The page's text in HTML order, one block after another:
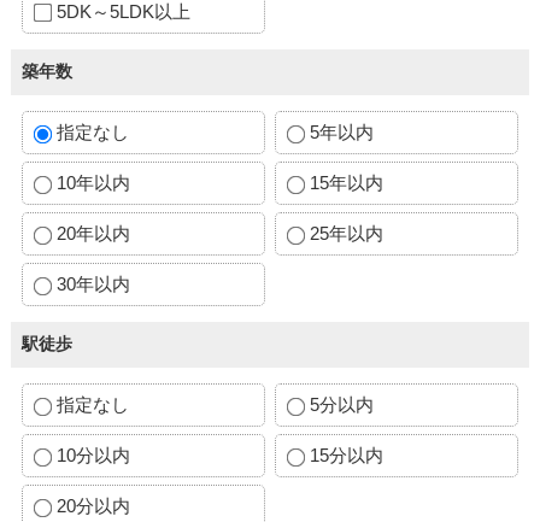
5DK～5LDK以上
築年数
指定なし 5年以内
10年以内 15年以内
20年以内 25年以内
30年以内
駅徒歩
指定なし 5分以内
10分以内 15分以内
20分以内